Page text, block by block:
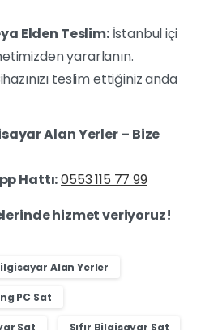
Elden Teslim:İstanbul içi
yararlanın.
teslim ettiğiniz anda
Alan Yerler – Bize
Hattı:0553 115 77 99
hizmet veriyoruz!
Alan Yerler
PC Sat
Sat Sıfır Bilgisayar Sat